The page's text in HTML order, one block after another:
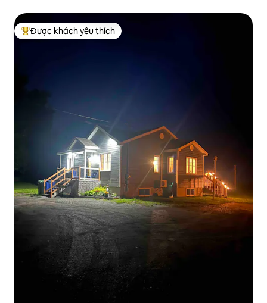
Được khách yêu thích nhất
Được khách yêu thích